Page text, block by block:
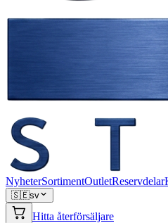
NyheterSortimentOutletReservdelar
🇸🇪sv
Hitta återförsäljare